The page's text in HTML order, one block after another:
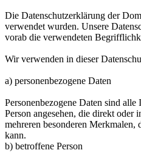
Die Datenschutzerklärung der
verwendet wurden. Unsere
vorab die verwendeten
Wir verwenden in dieser
a) personenbezogene Daten
Personenbezogene Daten sind
Person angesehen, die direkt
mehreren besonderen
kann.
b) betroffene Person